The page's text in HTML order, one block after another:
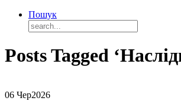
Пошук
Posts Tagged
06 Чер2026